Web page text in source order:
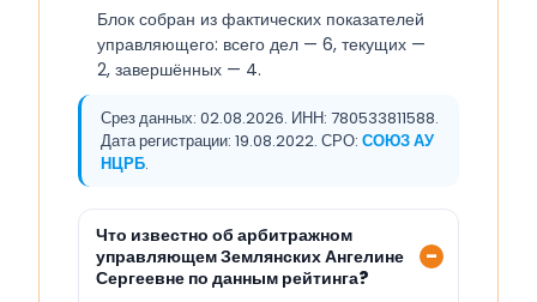
Блок собран из фактических показателей
управляющего: всего дел — 6, текущих —
2, завершённых — 4.
Срез данных: 02.08.2026. ИНН: 780533811588.
Дата регистрации: 19.08.2022. СРО: СОЮЗ АУ
НЦРБ.
Что известно об арбитражном
управляющем Землянских Ангелине
Сергеевне по данным рейтинга?